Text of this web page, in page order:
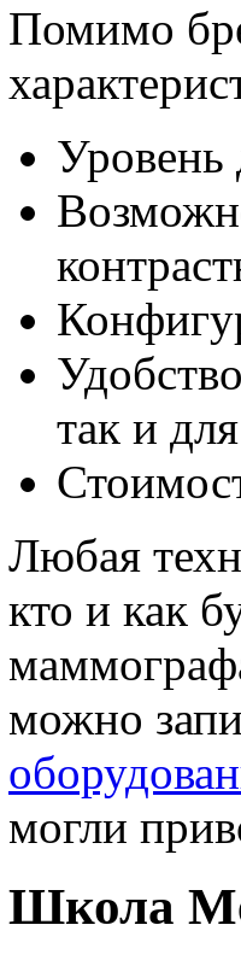
Помимо
Уровень
так и
Любая
кто и как
можно
могли
Школа